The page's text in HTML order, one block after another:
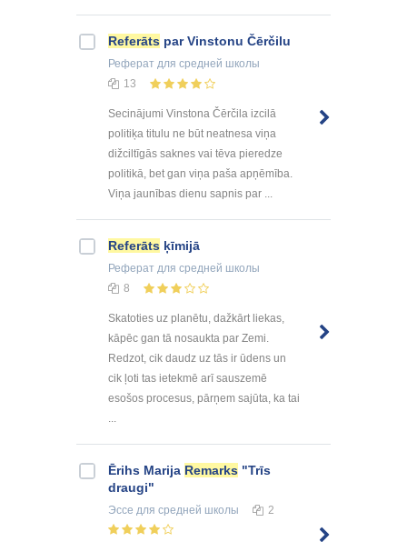
Referāts par Vinstonu Čērčilu
Реферат для средней школы
13
Secinājumi Vinstona Čērčila izcilā
politiķa titulu ne būt neatnesa viņa
dižciltīgās saknes vai tēva pieredze
politikā, bet gan viņa paša apņēmība.
Viņa jaunības dienu sapnis par ...
Referāts ķīmijā
Реферат для средней школы
8
Skatoties uz planētu, dažkārt liekas,
kāpēc gan tā nosaukta par Zemi.
Redzot, cik daudz uz tās ir ūdens un
cik ļoti tas ietekmē arī sauszemē
esošos procesus, pārņem sajūta, ka tai
Ērihs Marija Remarks "Trīs
draugi"
Эссе для средней школы 2